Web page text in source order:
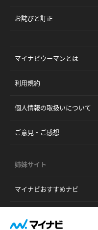
お詫びと訂正
マイナビウーマンとは
利用規約
個人情報の取扱いについて
ご意見・ご感想
姉妹サイト
マイナビおすすめナビ